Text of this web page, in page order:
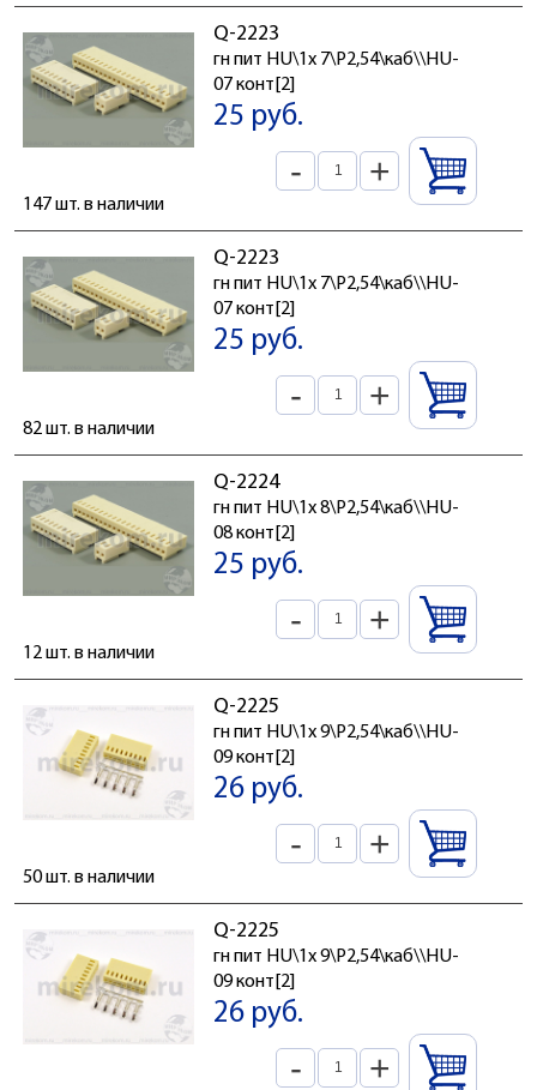
Q-2223
гн пит HU\1x 7\P2,54\каб\\HU-
07 конт[2]
25 руб.
- +
147 шт. в наличии
Q-2223
гн пит HU\1x 7\P2,54\каб\\HU-
07 конт[2]
25 руб.
- +
82 шт. в наличии
Q-2224
гн пит HU\1x 8\P2,54\каб\\HU-
08 конт[2]
25 руб.
- +
12 шт. в наличии
Q-2225
гн пит HU\1x 9\P2,54\каб\\HU-
09 конт[2]
26 руб.
- +
50 шт. в наличии
Q-2225
гн пит HU\1x 9\P2,54\каб\\HU-
09 конт[2]
26 руб.
- +